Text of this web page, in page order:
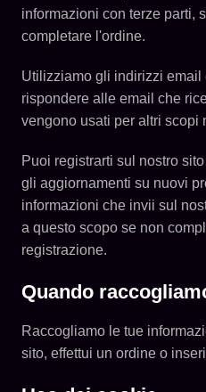
informazioni con terze parti,
completare l'ordine.
Utilizziamo gli indirizzi email
rispondere alle email che
vengono usati per altri scopi
Puoi registrarti sul nostro
gli aggiornamenti su nuovi
informazioni che invii sul
a questo scopo se non
registrazione.
Quando
Raccogliamo le tue
sito, effettui un ordine o